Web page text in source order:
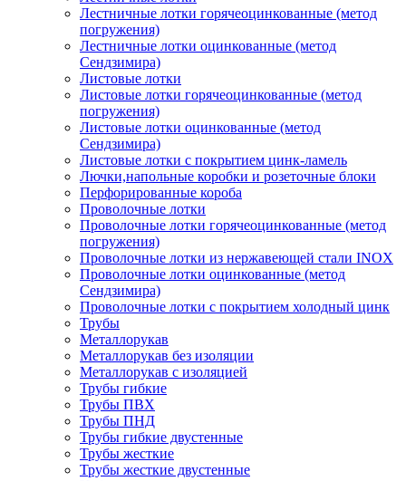
Лестничные лотки горячеоцинкованные (метод
погружения)
Лестничные лотки оцинкованные (метод
Сендзимира)
Листовые лотки
Листовые лотки горячеоцинкованные (метод
погружения)
Листовые лотки оцинкованные (метод
Сендзимира)
Листовые лотки с покрытием цинк-ламель
Лючки,напольные коробки и розеточные блоки
Перфорированные короба
Проволочные лотки
Проволочные лотки горячеоцинкованные (метод
погружения)
Проволочные лотки из нержавеющей стали INOX
Проволочные лотки оцинкованные (метод
Сендзимира)
Проволочные лотки с покрытием холодный цинк
Трубы
Металлорукав
Металлорукав без изоляции
Металлорукав с изоляцией
Трубы гибкие
Трубы ПВХ
Трубы ПНД
Трубы гибкие двустенные
Трубы жесткие
Трубы жесткие двустенные